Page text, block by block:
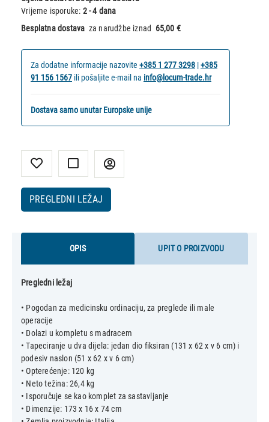
Vrijeme isporuke: 2 - 4 dana
Besplatna dostava za narudžbe iznad 65,00 €
Za dodatne informacije nazovite +385 1 277 3298 |+385
91 156 1567 ili pošaljite e-mail na info@locum-trade.hr
Dostava samo unutar Europske unije
PREGLEDNI LEŽAJ
OPIS UPIT O PROIZVODU
Pregledni ležaj
• Pogodan za medicinsku ordinaciju, za preglede ili male
operacije
• Dolazi u kompletu s madracem
• Tapeciranje u dva dijela: jedan dio fiksiran (131 x 62 x v 6 cm) i
podesiv naslon (51 x 62 x v 6 cm)
• Opterećenje: 120 kg
• Neto težina: 26,4 kg
• Isporučuje se kao komplet za sastavljanje
• Dimenzije: 173 x 16 x 74 cm